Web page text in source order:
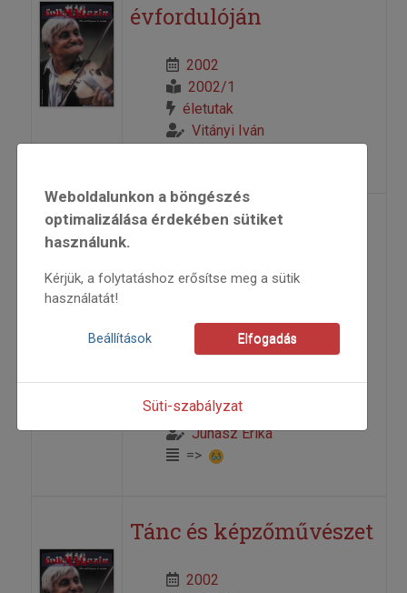
évfordulóján
2002
2002/1
életutak
Vitányi Iván
„Szivárványos az ég
megyéből – Keleti Szél
2002/1
Juhász Erika
=>
Tánc és képzőművészet
2002
Weboldalunkon a böngészés
optimalizálása érdekében sütiket
használunk.
Kérjük, a folytatáshoz erősítse meg a sütik
használatát!
Beállítások Elfogadás
Süti-szabályzat